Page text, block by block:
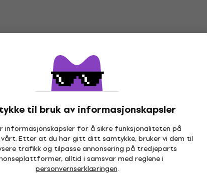
til bruk av informasjonskapsler
informasjonskapsler for å sikre funksjonaliteten på
Etter at du har gitt ditt samtykke, bruker vi dem til
trafikk og tilpasse annonsering på tredjeparts
alltid i samsvar med reglene i
personvernserklæringen.
ECM Pro Målemikrofon (Som
480,15 NKr
- 24 %
Prisgaranti 3M+